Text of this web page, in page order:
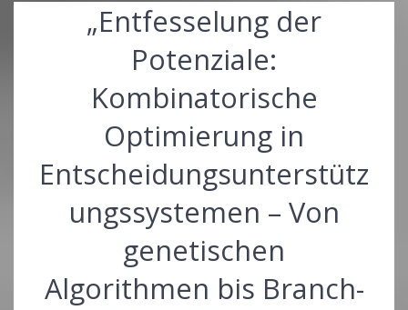
„Entfesselung der
Potenziale:
Kombinatorische
Optimierung in
Entscheidungsunterstütz
ungssystemen – Von
genetischen
Algorithmen bis Branch-